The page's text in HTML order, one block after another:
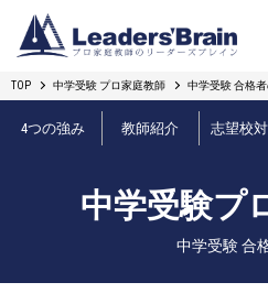
リーダーズブレインの強み
プロ教師紹介
TOP 中学受験 プロ家庭教師 中学受験 合格
4つの強み 教師紹介 志望校
中学受験プ
中学受験 合